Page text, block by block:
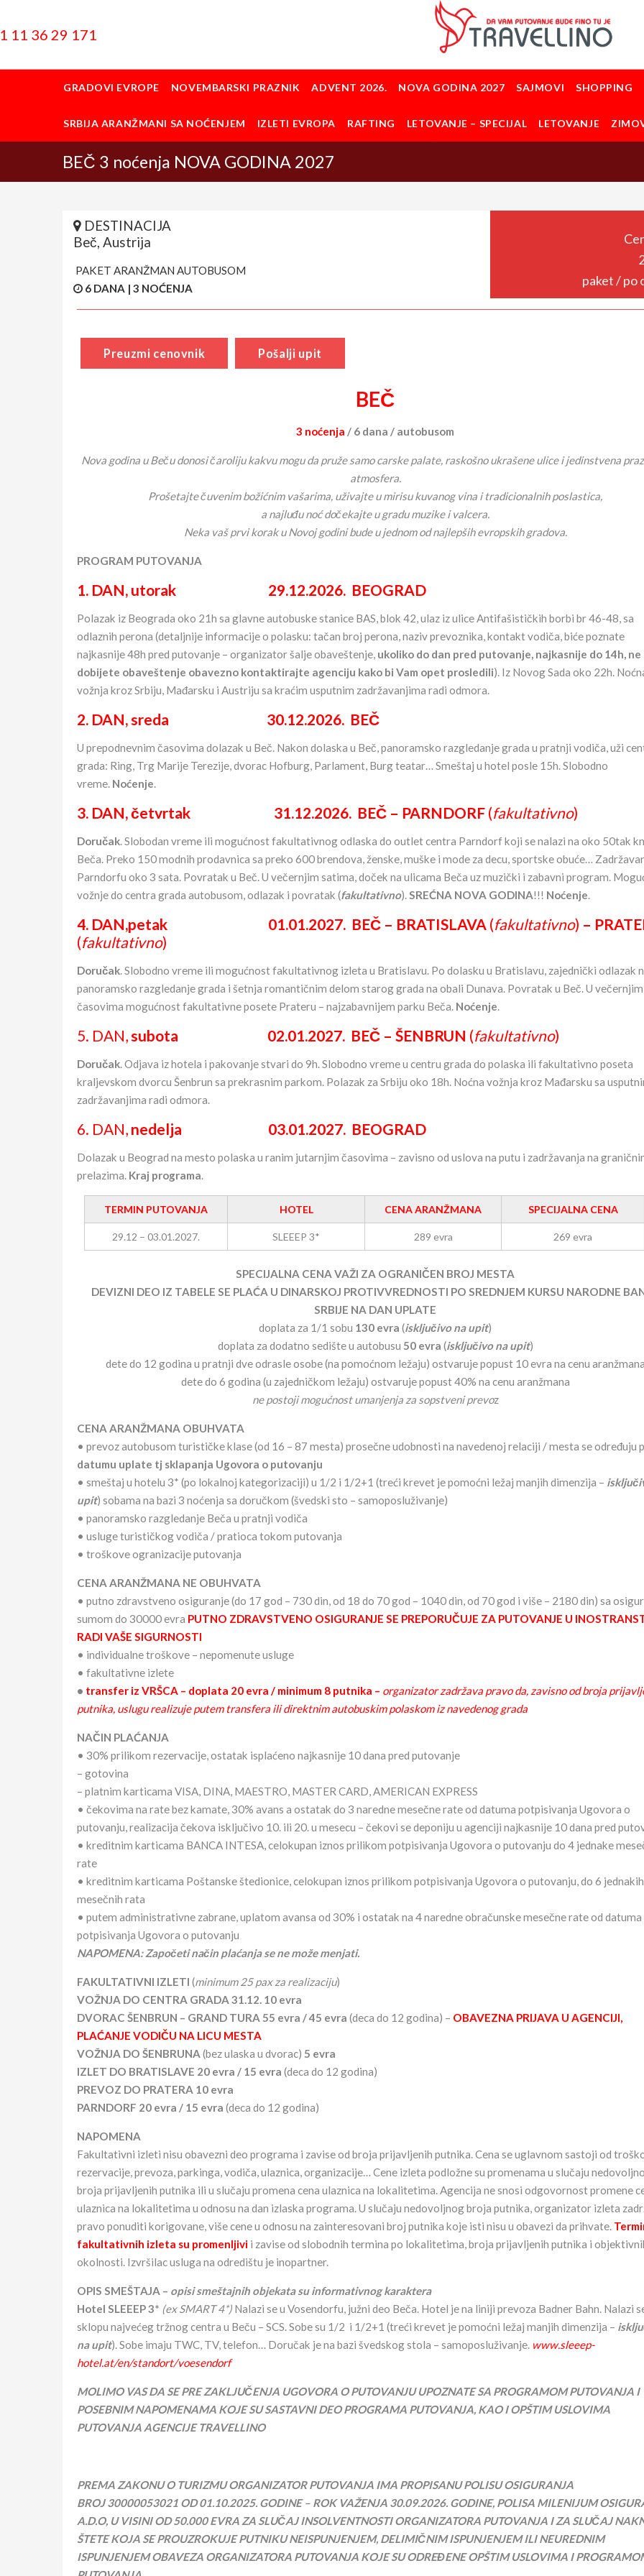
11 36 29 171
GRADOVI EVROPE NOVEMBARSKI PRAZNIK ADVENT 2026. NOVA GODINA 2027 SAJMOVI SHOPPING
SRBIJA ARANŽMANI SA NOĆENJEM IZLETI EVROPA RAFTING LETOVANJE – SPECIJAL LETOVANJE
BEČ 3 noćenja NOVA GODINA 2027
DESTINACIJA
Beč, Austrija
PAKET ARANŽMAN AUTOBUSOM
6 DANA | 3 NOĆENJA
paket / po
Preuzmi cenovnik Pošalji upit
BEČ
3 noćenja / 6 dana / autobusom
Nova godina u Beču donosi čaroliju kakvu mogu da pruže samo carske palate, raskošno ukrašene ulice i jedinstvena
atmosfera.
Prošetajte čuvenim božićnim vašarima, uživajte u mirisu kuvanog vina i tradicionalnih poslastica,
a najluđu noć dočekajte u gradu muzike i valcera.
Neka vaš prvi korak u Novoj godini bude u jednom od najlepših evropskih gradova.
PROGRAM PUTOVANJA
1. DAN, utorak 29.12.2026. BEOGRAD
Polazak iz Beograda oko 21h sa glavne autobuske stanice BAS, blok 42, ulaz iz ulice Antifašističkih borbi br 46-48, sa
odlaznih perona (detaljnije informacije o polasku: tačan broj perona, naziv prevoznika, kontakt vodiča, biće poznate
najkasnije 48h pred putovanje – organizator šalje obaveštenje, ukoliko do dan pred putovanje, najkasnije do 14h, ne
dobijete obaveštenje obavezno kontaktirajte agenciju kako bi Vam opet prosledili). Iz Novog Sada oko 22h.
vožnja kroz Srbiju, Mađarsku i Austriju sa kraćim usputnim zadržavanjima radi odmora.
2. DAN, sreda 30.12.2026. BEČ
U prepodnevnim časovima dolazak u Beč. Nakon dolaska u Beč, panoramsko razgledanje grada u pratnji vodiča, uži
grada: Ring, Trg Marije Terezije, dvorac Hofburg, Parlament, Burg teatar… Smeštaj u hotel posle 15h. Slobodno
vreme. Noćenje.
3. DAN, četvrtak 31.12.2026. BEČ – PARNDORF (fakultativno)
Doručak. Slobodan vreme ili mogućnost fakultativnog odlaska do outlet centra Parndorf koji se nalazi na oko 50tak
Beča. Preko 150 modnih prodavnica sa preko 600 brendova, ženske, muške i mode za decu, sportske obuće…
Parndorfu oko 3 sata. Povratak u Beč. U večernjim satima, doček na ulicama Beča uz muzički i zabavni program.
vožnje do centra grada autobusom, odlazak i povratak (fakultativno).SREĆNA NOVA GODINA!!! Noćenje.
4. DAN,petak 01.01.2027. BEČ – BRATISLAVA (fakultativno) –
(fakultativno)
Doručak. Slobodno vreme ili mogućnost fakultativnog izleta u Bratislavu. Po dolasku u Bratislavu, zajednički odlazak
panoramsko razgledanje grada i šetnja romantičnim delom starog grada na obali Dunava. Povratak u Beč. U večernjim
časovima mogućnost fakultativne posete Prateru – najzabavnijem parku Beča. Noćenje.
5. DAN,subota 02.01.2027. BEČ – ŠENBRUN (fakultativno)
Doručak. Odjava iz hotela i pakovanje stvari do 9h. Slobodno vreme u centru grada do polaska ili fakultativno poseta
kraljevskom dvorcu Šenbrun sa prekrasnim parkom. Polazak za Srbiju oko 18h. Noćna vožnja kroz Mađarsku sa
zadržavanjima radi odmora.
6. DAN, nedelja 03.01.2027. BEOGRAD
Dolazak u Beograd na mesto polaska u ranim jutarnjim časovima – zavisno od uslova na putu i zadržavanja na
prelazima. Kraj programa.
TERMIN PUTOVANJA HOTEL CENA ARANŽMANA SPECIJALNA CENA
29.12 – 03.01.2027. SLEEEP 3* 289 evra 269 evra
SPECIJALNA CENA VAŽI ZA OGRANIČEN BROJ MESTA
DEVIZNI DEO IZ TABELE SE PLAĆA U DINARSKOJ PROTIVVREDNOSTI PO SREDNJEM KURSU NARODNE
SRBIJE NA DAN UPLATE
doplata za 1/1 sobu 130 evra (isključivo na upit)
doplata za dodatno sedište u autobusu 50 evra (isključivo na upit)
dete do 12 godina u pratnji dve odrasle osobe (na pomoćnom ležaju) ostvaruje popust 10 evra na cenu aranžmana
dete do 6 godina (u zajedničkom ležaju) ostvaruje popust 40% na cenu aranžmana
ne postoji mogućnost umanjenja za sopstveni prevoz
CENA ARANŽMANA OBUHVATA
• prevoz autobusom turističke klase (od 16 – 87 mesta) prosečne udobnosti na navedenoj relaciji / mesta se određuju
datumu uplate tj sklapanja Ugovora o putovanju
• smeštaj u hotelu 3* (po lokalnoj kategorizaciji) u 1/2 i 1/2+1 (treći krevet je pomoćni ležaj manjih dimenzija –
upit) sobama na bazi 3 noćenja sa doručkom (švedski sto – samoposluživanje)
• panoramsko razgledanje Beča u pratnji vodiča
• usluge turističkog vodiča / pratioca tokom putovanja
• troškove ogranizacije putovanja
CENA ARANŽMANA NE OBUHVATA
• putno zdravstveno osiguranje (do 17 god – 730 din, od 18 do 70 god – 1040 din, od 70 god i više – 2180 din) sa
sumom do 30000 evra PUTNO ZDRAVSTVENO OSIGURANJE SE PREPORUČUJE ZA PUTOVANJE U
RADI VAŠE SIGURNOSTI
• individualne troškove – nepomenute usluge
• fakultativne izlete
• transfer iz VRŠCA – doplata 20 evra / minimum 8 putnika – organizator zadržava pravo da, zavisno od broja
putnika, uslugu realizuje putem transfera ili direktnim autobuskim polaskom iz navedenog grada
NAČIN PLAĆANJA
• 30% prilikom rezervacije, ostatak isplaćeno najkasnije 10 dana pred putovanje
– gotovina
– platnim karticama VISA, DINA, MAESTRO, MASTER CARD, AMERICAN EXPRESS
• čekovima na rate bez kamate, 30% avans a ostatak do 3 naredne mesečne rate od datuma potpisivanja Ugovora o
putovanju, realizacija čekova isključivo 10. ili 20. u mesecu – čekovi se deponiju u agenciji najkasnije 10 dana pred
• kreditnim karticama BANCA INTESA, celokupan iznos prilikom potpisivanja Ugovora o putovanju do 4 jednake
rate
• kreditnim karticama Poštanske štedionice, celokupan iznos prilikom potpisivanja Ugovora o putovanju, do 6 jednakih
mesečnih rata
• putem administrativne zabrane, uplatom avansa od 30% i ostatak na 4 naredne obračunske mesečne rate od datuma
potpisivanja Ugovora o putovanju
NAPOMENA: Započeti način plaćanja se ne može menjati.
FAKULTATIVNI IZLETI (minimum 25 pax za realizaciju)
VOŽNJA DO CENTRA GRADA 31.12. 10 evra
DVORAC ŠENBRUN – GRAND TURA 55 evra / 45 evra (deca do 12 godina) – OBAVEZNA PRIJAVA U AGENCIJI,
PLAĆANJE VODIČU NA LICU MESTA
VOŽNJA DO ŠENBRUNA (bez ulaska u dvorac) 5 evra
IZLET DO BRATISLAVE 20 evra / 15 evra (deca do 12 godina)
PREVOZ DO PRATERA 10 evra
PARNDORF 20 evra / 15 evra (deca do 12 godina)
NAPOMENA
Fakultativni izleti nisu obavezni deo programa i zavise od broja prijavljenih putnika. Cena se uglavnom sastoji od
rezervacije, prevoza, parkinga, vodiča, ulaznica, organizacije… Cene izleta podložne su promenama u slučaju
broja prijavljenih putnika ili u slučaju promena cena ulaznica na lokalitetima. Agencija ne snosi odgovornost promene
ulaznica na lokalitetima u odnosu na dan izlaska programa. U slučaju nedovoljnog broja putnika, organizator izleta
pravo ponuditi korigovane, više cene u odnosu na zainteresovani broj putnika koje isti nisu u obavezi da prihvate.
fakultativnih izleta su promenljivi i zavise od slobodnih termina po lokalitetima, broja prijavljenih putnika i
okolnosti. Izvršilac usluga na odredištu je inopartner.
OPIS SMEŠTAJA – opisi smeštajnih objekata su informativnog karaktera
Hotel SLEEEP 3* (ex SMART 4*) Nalazi se u Vosendorfu, južni deo Beča. Hotel je na liniji prevoza Badner Bahn. Nalazi
sklopu najvećeg tržnog centra u Beču – SCS. Sobe su 1/2 i 1/2+1 (treći krevet je pomoćni ležaj manjih dimenzija –
na upit). Sobe imaju TWC, TV, telefon… Doručak je na bazi švedskog stola – samoposluživanje. www.sleeep-
hotel.at/en/standort/voesendorf
MOLIMO VAS DA SE PRE ZAKLJUČENJA UGOVORA O PUTOVANJU UPOZNATE SA PROGRAMOM PUTOVANJA I
POSEBNIM NAPOMENAMA KOJE SU SASTAVNI DEO PROGRAMA PUTOVANJA, KAO I OPŠTIM USLOVIMA
PUTOVANJA AGENCIJE TRAVELLINO
PREMA ZAKONU O TURIZMU ORGANIZATOR PUTOVANJA IMA PROPISANU POLISU OSIGURANJA
BROJ30000053021 OD 01.10.2025. GODINE – ROK VAŽENJA 30.09.2026. GODINE, POLISA MILENIJUM
A.D.O, U VISINI OD 50.000 EVRA ZA SLUČAJ INSOLVENTNOSTI ORGANIZATORA PUTOVANJA I ZA SLUČAJ
ŠTETE KOJA SE PROUZROKUJE PUTNIKU NEISPUNJENJEM, DELIMIČNIM ISPUNJENJEM ILI NEUREDNIM
ISPUNJENJEM OBAVEZA ORGANIZATORA PUTOVANJA KOJE SU ODREĐENE OPŠTIM USLOVIMA I